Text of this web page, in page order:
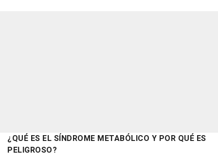
¿QUÉ ES EL SÍNDROME METABÓLICO Y POR QUÉ ES
PELIGROSO?